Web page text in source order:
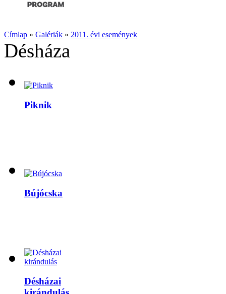
Címlap » Galériák » 2011. évi események
Désháza
Piknik
Bújócska
Désházai